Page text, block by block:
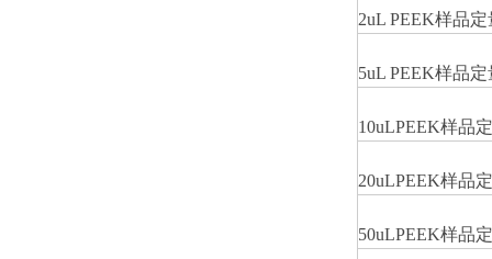
2uL PEEK样品定
5uL PEEK样品定
10uLPEEK样品
20uLPEEK样品
50uLPEEK样品